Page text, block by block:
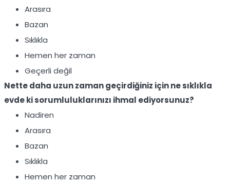
Arasıra
Bazan
Sıklıkla
Hemen her zaman
Geçerli değil
Nette daha uzun zaman geçirdiğiniz için ne sıklıkla
evde ki sorumluluklarınızı ihmal ediyorsunuz?
Nadiren
Arasıra
Bazan
Sıklıkla
Hemen her zaman